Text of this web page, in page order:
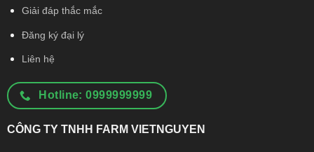
Giải đáp thắc mắc
Đăng ký đại lý
Liên hệ
Hotline: 0999999999
CÔNG TY TNHH FARM VIETNGUYEN